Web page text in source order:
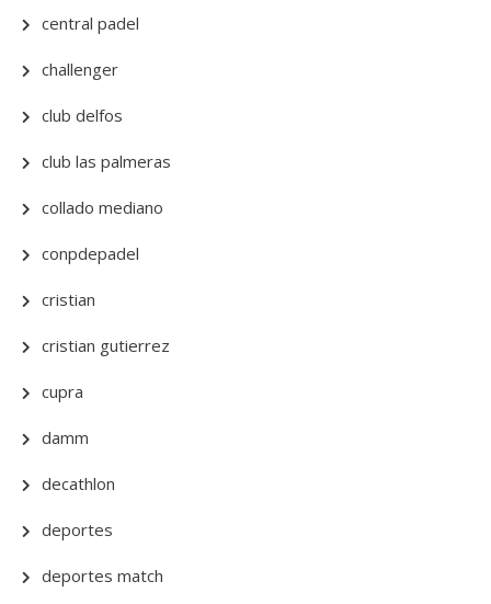
central padel
challenger
club delfos
club las palmeras
collado mediano
conpdepadel
cristian
cristian gutierrez
cupra
damm
decathlon
deportes
deportes match